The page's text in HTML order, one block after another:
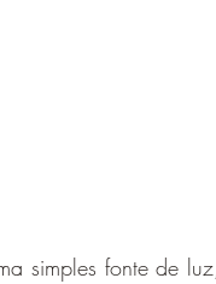
simples fonte de